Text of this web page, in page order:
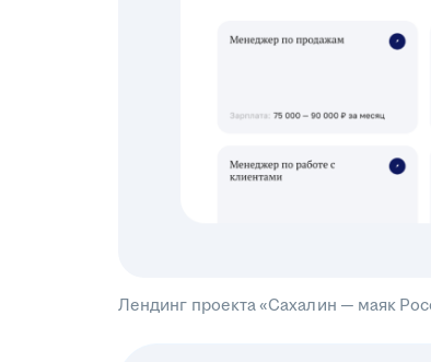
Лендинг проекта «Сахалин — маяк